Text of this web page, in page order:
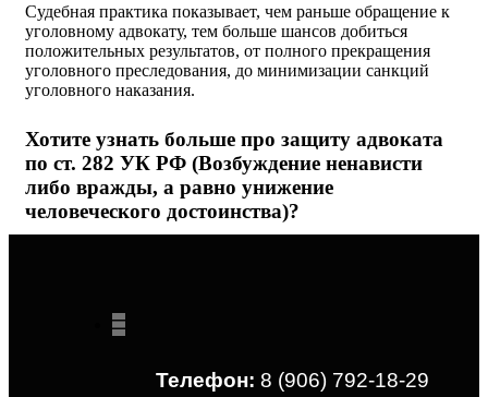
Судебная практика показывает, чем раньше обращение к
уголовному адвокату, тем больше шансов добиться
положительных результатов, от полного прекращения
уголовного преследования, до минимизации санкций
уголовного наказания.
Хотите узнать больше про защиту адвоката
по ст. 282 УК РФ (Возбуждение ненависти
либо вражды, а равно унижение
человеческого достоинства)?
Телефон: 8 (906) 792-18-29